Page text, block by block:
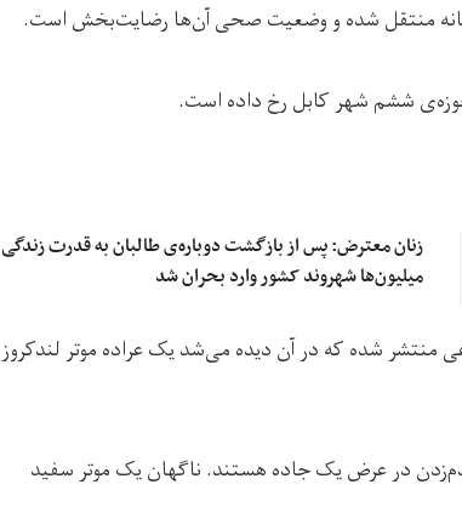
منتقل شده و وضعیت صحی آن‌ها رضایت‌بخش است.
ششم شهر کابل رخ داده است.
زنان معترض: پس از بازگشت دوباره‌ی طالبان به قدرت زندگی
میلیون‌ها شهروند کشور وارد بحران شد
منتشر شده که در آن دیده می‌شد یک عراده موتر لندکروز
در عرض یک جاده هستند. ناگهان یک موتر سفید